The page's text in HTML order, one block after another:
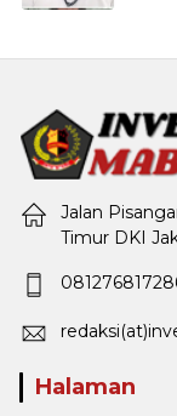
Jalan
Timur DKI
Halaman